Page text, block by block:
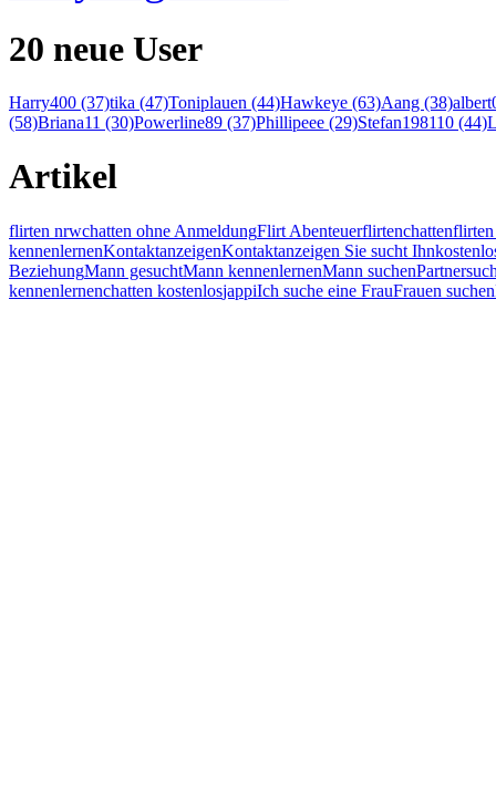
20 neue User
Harry400 (37)tika (47)Toniplauen (44)Hawkeye (63)Aang (38)
(58)Briana11 (30)Powerline89 (37)Phillipeee (29)Stefan198110 (44)
Artikel
flirten nrwchatten ohne AnmeldungFlirt Abenteuerflirtenchattenflirten
kennenlernenKontaktanzeigenKontaktanzeigen Sie sucht Ihn
BeziehungMann gesuchtMann kennenlernenMann suchen
kennenlernenchatten kostenlosjappiIch suche eine FrauFrauen suchen